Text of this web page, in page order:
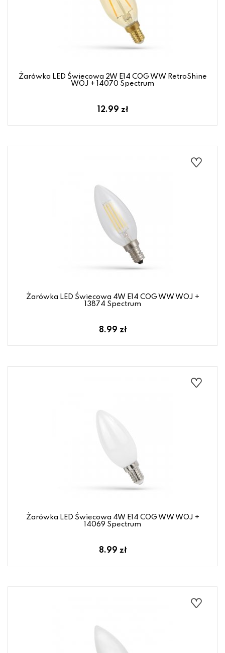
Żarówka LED Świecowa 2W E14 COG WW RetroShine
WOJ + 14070 Spectrum
12.99 zł
Żarówka LED Świecowa 4W E14 COG WW WOJ +
13874 Spectrum
8.99 zł
Żarówka LED Świecowa 4W E14 COG WW WOJ +
14069 Spectrum
8.99 zł